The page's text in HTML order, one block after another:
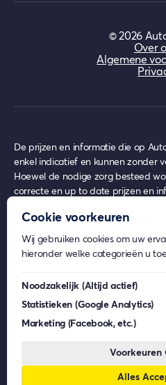
©2026
Over
Algemene
De prijzen en informatie die op
enkel indicatief en kunnen zonder
Hoewel de nodige zorg besteed
correcte en up to date prijzen en
gebruik, waar echter nooit enige
worden.
AutoSpot.nl geeft geen inhoudelijk
partijen. De rechten van deze
respectievelijke eigenaren.
voor informatieve doeleinden en
voor (gevolg)schade die voortkomt
dan wel uit fouten of ontbrekende
Cookie voorkeuren
Wij gebruiken cookies om uw
hieronder welke categorieën u
Noodzakelijk (Altijd actief)
Statistieken (Google Analytics)
Marketing (Facebook, etc.)
Voorkeuren
Alles